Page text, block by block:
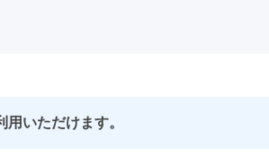
いただけます。